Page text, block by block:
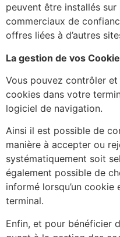
peuvent être installés
commerciaux de
offres liées à d’autres
La gestion de vos
Vous pouvez contrôler et
cookies dans votre
logiciel de navigation.
Ainsi il est possible de
manière à accepter ou
systématiquement soit
également possible de
informé lorsqu’un
terminal.
Enfin, et pour bénéficier